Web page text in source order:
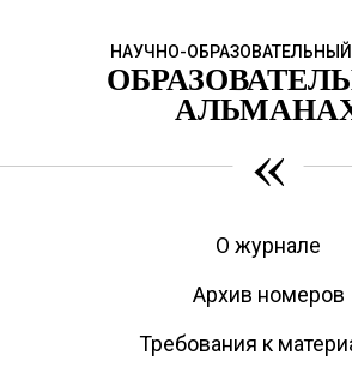
НАУЧНО-
«
О журнале
Архив номеров
Требования к